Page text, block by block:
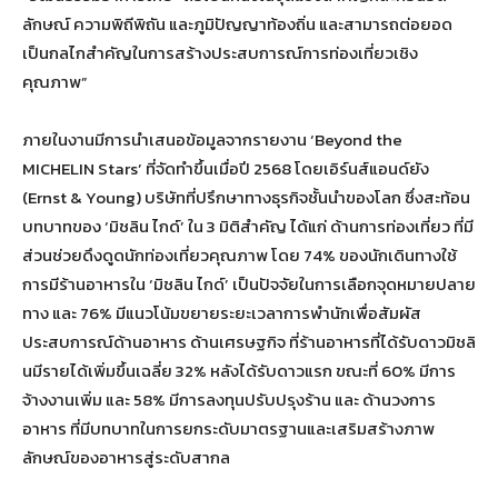
ลักษณ์ ความพิถีพิถัน และภูมิปัญญาท้องถิ่น และสามารถต่อยอด
เป็นกลไกสำคัญในการสร้างประสบการณ์การท่องเที่ยวเชิง
คุณภาพ”
ภายในงานมีการนำเสนอข้อมูลจากรายงาน ‘Beyond the
MICHELIN Stars’ ที่จัดทำขึ้นเมื่อปี 2568 โดยเอิร์นส์แอนด์ยัง
(Ernst & Young) บริษัทที่ปรึกษาทางธุรกิจชั้นนำของโลก ซึ่งสะท้อน
บทบาทของ ‘มิชลิน ไกด์’ ใน 3 มิติสำคัญ ได้แก่ ด้านการท่องเที่ยว ที่มี
ส่วนช่วยดึงดูดนักท่องเที่ยวคุณภาพ โดย 74% ของนักเดินทางใช้
การมีร้านอาหารใน ‘มิชลิน ไกด์’ เป็นปัจจัยในการเลือกจุดหมายปลาย
ทาง และ 76% มีแนวโน้มขยายระยะเวลาการพำนักเพื่อสัมผัส
ประสบการณ์ด้านอาหาร ด้านเศรษฐกิจ ที่ร้านอาหารที่ได้รับดาวมิชลิ
นมีรายได้เพิ่มขึ้นเฉลี่ย 32% หลังได้รับดาวแรก ขณะที่ 60% มีการ
จ้างงานเพิ่ม และ 58% มีการลงทุนปรับปรุงร้าน และ ด้านวงการ
อาหาร ที่มีบทบาทในการยกระดับมาตรฐานและเสริมสร้างภาพ
ลักษณ์ของอาหารสู่ระดับสากล